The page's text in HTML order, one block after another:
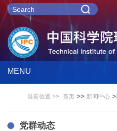
MENU
当前位置 >> 首页 >> 新闻中心
党群动态